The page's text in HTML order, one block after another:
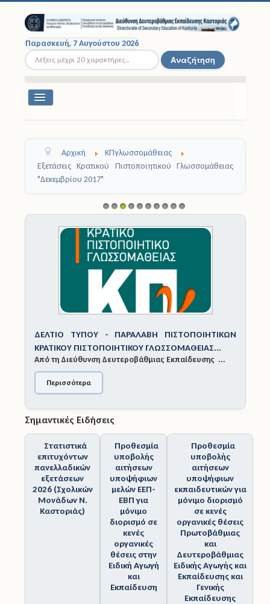
Παρασκευή, 7 Αυγούστου 2026
Αναζήτηση... Αναζήτηση
Εναλλαγή
Σχολικές Μονάδες
Μαθητές
Σχολικές Εκδρομές
Πολιτική Προστασία
Ηλεκτρονικές Υπηρεσίες
Αρχική
ΚΠγλωσσομάθειας
Εξετάσεις Κρατικού Πιστοποιητικού Γλωσσομάθειας
"Δεκεμβρίου 2017"
1 2 3 4 5 6 7 8 9 1
0
ΔΕΛΤΙΟ ΤΥΠΟΥ - ΠΑΡΑΛΑΒΗ ΠΙΣΤΟΠΟΙΗΤΙΚΩΝ
ΚΡΑΤΙΚΟΥ ΠΙΣΤΟΠΟΙΗΤΙΚΟΥ ΓΛΩΣΣΟΜΑΘΕΙΑΣ...
Από τη Διεύθυνση Δευτεροβάθμιας Εκπαίδευσης ...
Περισσότερα
Σημαντικές Ειδήσεις
Στατιστικά
επιτυχόντων
πανελλαδικών
εξετάσεων
2026 (Σχολικών
Μονάδων Ν.
Καστοριάς)
Προθεσμία
υποβολής
αιτήσεων
υποψήφιων
μελών ΕΕΠ-
ΕΒΠ για
μόνιμο
διορισμό σε
κενές
οργανικές
θέσεις στην
Ειδική Αγωγή
και
Εκπαίδευση
Προθεσμία
υποβολής
αιτήσεων
υποψήφιων
εκπαιδευτικών για
μόνιμο διορισμό
σε κενές
οργανικές θέσεις
Πρωτοβάθμιας
και
Δευτεροβάθμιας
Ειδικής Αγωγής και
Εκπαίδευσης και
Γενικής
Εκπαίδευσης